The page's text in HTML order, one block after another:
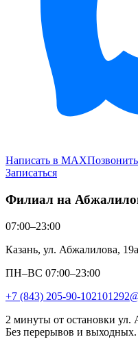
Написать в MAXПозвонить
Записаться
Филиал на
07:00–23:00
Казань, ул. Абжалилова, 19а
ПН–ВС 07:00–23:00
+7 (843) 205-90-10
2 минуты от остановки ул.
Без перерывов и выходных.